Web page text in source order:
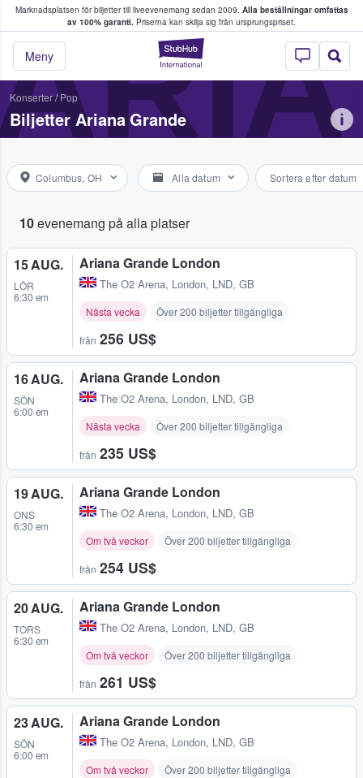
Marknadsplatsen för biljetter till liveevenemang sedan 2009. Alla beställningar omfattas
av 100% garanti. Priserna kan skilja sig från ursprungspriset.
StubHub – där
Meny
köper och säljer biljetter.
Konserter/ Pop
Biljetter Ariana Grande
Columbus, OH Alla datum Sortera efter datum
10evenemang på alla platser
15 AUG.
LÖR
6:30 em
Ariana Grande London
The O2 Arena, London, LND, GB
Nästa vecka Över 200 biljetter tillgängliga
från 256 US$
16 AUG.
SÖN
6:00 em
Ariana Grande London
The O2 Arena, London, LND, GB
Nästa vecka Över 200 biljetter tillgängliga
från 235 US$
19 AUG.
ONS
6:30 em
Ariana Grande London
The O2 Arena, London, LND, GB
Om två veckor Över 200 biljetter tillgängliga
från 254 US$
20 AUG.
TORS
6:30 em
Ariana Grande London
The O2 Arena, London, LND, GB
Om två veckor Över 200 biljetter tillgängliga
från 261 US$
23 AUG.
SÖN
6:00 em
Ariana Grande London
The O2 Arena, London, LND, GB
Om två veckor Över 200 biljetter tillgängliga